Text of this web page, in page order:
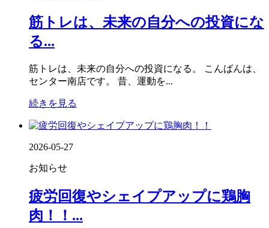
筋トレは、未来の自分への投資にな
る...
筋トレは、未来の自分への投資になる。 こんばんは、
センター南店です。 昔、運動を...
続きを見る
2026-05-27
お知らせ
疲労回復やシェイプアップに鶏胸
肉！！...